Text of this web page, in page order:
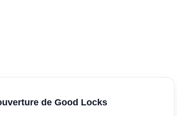
de Good Locks